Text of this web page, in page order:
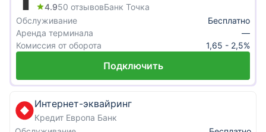
4.950 отзывовБанк Точка
Обслуживание
Бесплатно
Аренда терминала
—
Комиссия от оборота
1,65 - 2,5%
Подключить
Интернет-эквайринг
Кредит Европа Банк